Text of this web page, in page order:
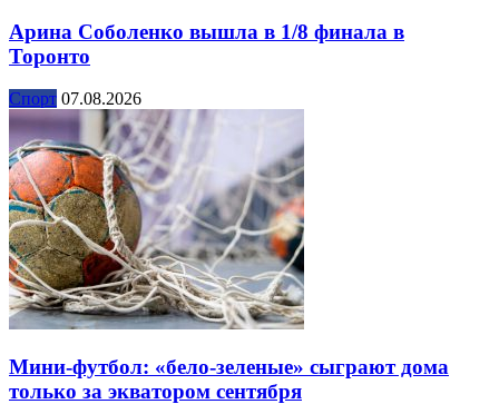
Арина Соболенко вышла в 1/8 финала в
Торонто
Спорт 07.08.2026
Мини-футбол: «бело-зеленые» сыграют дома
только за экватором сентября